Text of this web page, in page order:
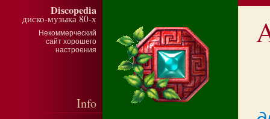
Discopedia
диско-музыка 80-х
Некоммерческий
сайт хорошего
настроения
Info